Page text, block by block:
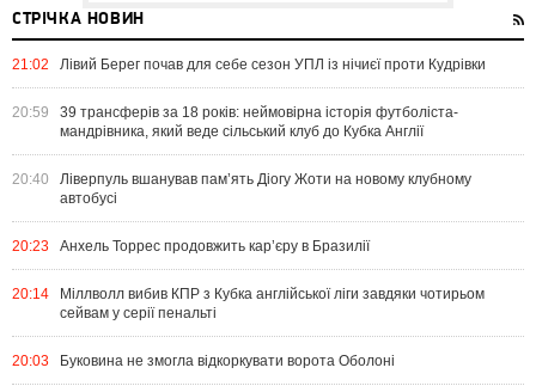
СТРІЧКА НОВИН
21:02 Лівий Берег почав для себе сезон УПЛ із нічиєї проти Кудрівки
20:59
39 трансферів за 18 років: неймовірна історія футболіста-
мандрівника, який веде сільський клуб до Кубка Англії
20:40
Ліверпуль вшанував пам’ять Діогу Жоти на новому клубному
автобусі
20:23 Анхель Торрес продовжить кар’єру в Бразилії
20:14
Міллволл вибив КПР з Кубка англійської ліги завдяки чотирьом
сейвам у серії пенальті
20:03 Буковина не змогла відкоркувати ворота Оболоні